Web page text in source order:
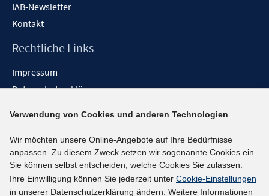
IAB-Newsletter
Kontakt
Rechtliche Links
Impressum
Datenschutzerklärung
Barrieren melden
Social-Media-Kanäle
BlueSky
YouTube
Verwendung von Cookies und anderen Technologien
Wir möchten unsere Online-Angebote auf Ihre Bedürfnisse
anpassen. Zu diesem Zweck setzen wir sogenannte Cookies ein.
Sie können selbst entscheiden, welche Cookies Sie zulassen.
Ihre Einwilligung können Sie jederzeit unter Cookie-Einstellungen
in unserer Datenschutzerklärung ändern. Weitere Informationen